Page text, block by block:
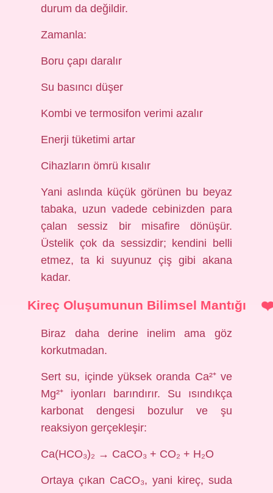
durum da değildir.
Zamanla:
Boru çapı daralır
Su basıncı düşer
Kombi ve termosifon verimi azalır
Enerji tüketimi artar
Cihazların ömrü kısalır
Yani aslında küçük görünen bu beyaz
tabaka, uzun vadede cebinizden para
çalan sessiz bir misafire dönüşür.
Üstelik çok da sessizdir; kendini belli
etmez, ta ki suyunuz çiş gibi akana
kadar.
Kireç Oluşumunun Bilimsel Mantığı
Biraz daha derine inelim ama göz
korkutmadan.
Sert su, içinde yüksek oranda Ca²⁺ ve
Mg²⁺ iyonları barındırır. Su ısındıkça
karbonat dengesi bozulur ve şu
reaksiyon gerçekleşir:
Ca(HCO₃)₂ → CaCO₃ + CO₂ + H₂O
Ortaya çıkan CaCO₃, yani kireç, suda